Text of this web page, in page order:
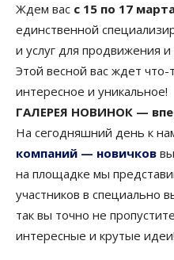
Ждем вас с 15 по 17
единственной
и услуг для продвижения
Этой весной вас ждет что-
интересное и уникальное!
ГАЛЕРЕЯ НОВИНОК —
На сегодняшний день к
компаний — новичков
на площадке мы
участников в специально
так вы точно не
интересные и крутые идеи!